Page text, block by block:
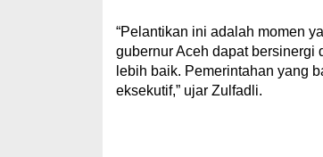
“Pelantikan ini adalah momen
gubernur Aceh dapat bersinergi
lebih baik. Pemerintahan yang
eksekutif,” ujar Zulfadli.